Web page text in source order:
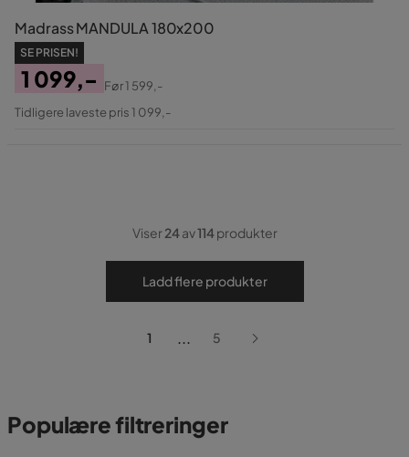
Madrass MANDULA 180x200
SE PRISEN!
Pris
1 099,-
Original
Før1 599,-
Tidligere laveste pris 1 099,-
Viser24av114produkter
Ladd flere produkter
1 ... 5
Populære filtreringer